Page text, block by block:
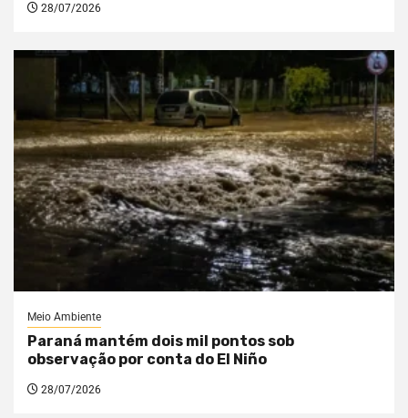
28/07/2026
Meio Ambiente
Paraná mantém dois mil pontos sob
observação por conta do El Niño
28/07/2026